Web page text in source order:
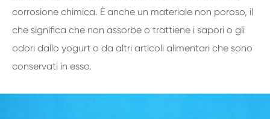
corrosione chimica. È anche un materiale non poroso, il
che significa che non assorbe o trattiene i sapori o gli
odori dallo yogurt o da altri articoli alimentari che sono
conservati in esso.